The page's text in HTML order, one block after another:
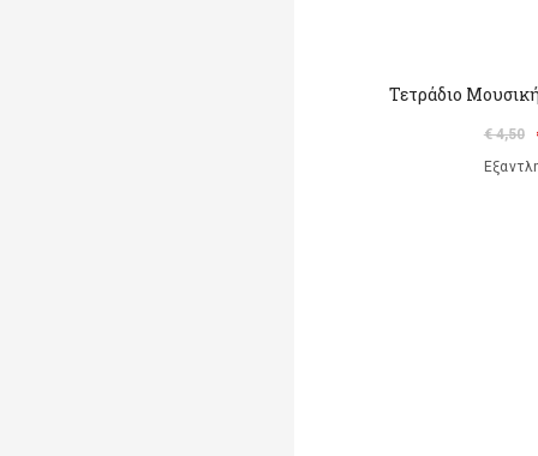
Τετράδιο
€ 4,50